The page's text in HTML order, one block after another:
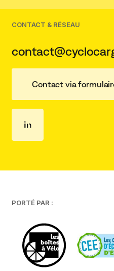
CONTACT & RÉSEAU
Contact via
PORTÉ PAR :